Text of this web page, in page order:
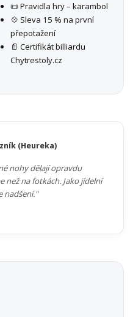
📜 Pravidla hry – karambol
💠 Sleva 15 % na první
přepotažení
📄 Certifikát billiardu
Chytrestoly.cz
(Heureka)
nohy dělají opravdu
než na fotkách. Jako jídelní
nadšení."